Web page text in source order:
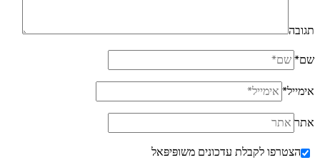
תגובה
שם*
אימייל*
אתר
הצטרפו לקבלת עדכונים משופּיפּאל